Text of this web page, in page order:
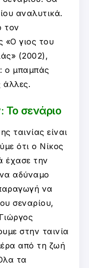
αναλυτικά.
τον
«Ο γιος του
(2002),
ο μπαμπάς
άλλες.
Το σενάριο
ταινίας είναι
ότι ο Νίκος
έχασε την
αδύναμο
να
σεναρίου,
στην ταινία
από τη ζωή
τα